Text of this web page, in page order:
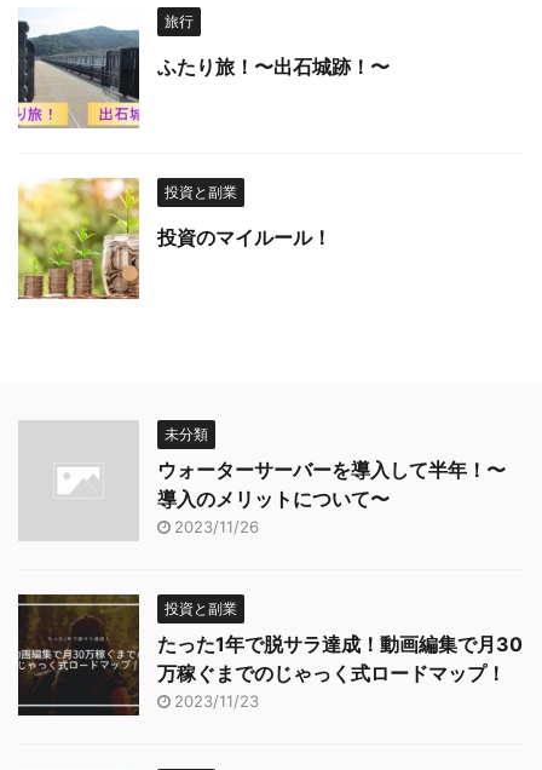
旅行
ふたり旅！〜出石城跡！〜
投資と副業
投資のマイルール！
未分類
ウォーターサーバーを導入して半年！〜
導入のメリットについて〜
2023/11/26
投資と副業
たった1年で脱サラ達成！動画編集で月30
万稼ぐまでのじゃっく式ロードマップ！
2023/11/23